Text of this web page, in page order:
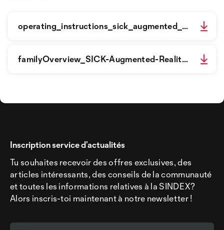
operating_instructions_sick_augmented_reality_assistant_software_for_integration_en_im0105189.pdf
familyOverview_SICK-Augmented-Reality-Assista_g555639_fr.pdf
Inscription service d’actualités
Tu souhaites recevoir des offres exclusives, des
articles intéressants, des conseils de la communauté
et toutes les informations relatives à la SINDEX?
Alors inscris-toi maintenant à notre newsletter !